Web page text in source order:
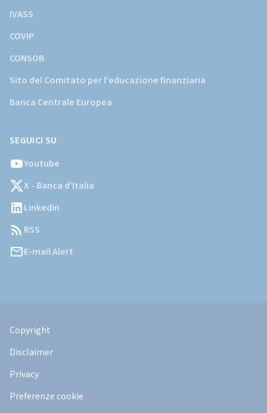
IVASS
COVIP
CONSOB
Sito del Comitato per l'educazione finanziaria
Banca Centrale Europea
SEGUICI SU
Youtube
X - Banca d’Italia
Linkedin
RSS
E-mail Alert
Legali
Copyright
Disclaimer
Privacy
Preferenze cookie